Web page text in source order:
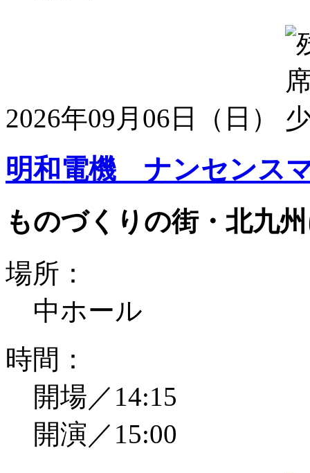
2026年09月06日（日）
明和電機 ナンセンス
ものづくりの街・北九
場所：
中ホール
時間：
開場／14:15
開演／15:00